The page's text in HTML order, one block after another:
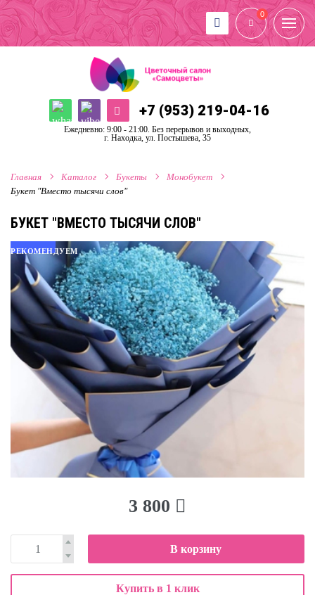
+7 (953) 219-04-16
Ежедневно: 9:00 - 21:00. Без перерывов и выходных,
г. Находка, ул. Постышева, 35
0
Главная Каталог Букеты
Монобукет
Букет "Вместо тысячи слов"
БУКЕТ "ВМЕСТО ТЫСЯЧИ СЛОВ"
РЕКОМЕНДУЕМ
3 800
В корзину
Купить в 1 клик